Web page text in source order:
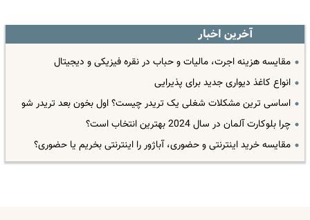
آخرین اخبار
مقایسه هزینه اجرت، مالیات و حباب در نقره فیزیکی و دیجیتال
انواع کاغذ دیواری جدید برای پذیرایی
اساسی ترین مشکلات شغلی یک تریدر چیست؟ اول بخون بعد تریدر شو
چرا بلوکارت آلمان در سال 2024 بهترین انتخاب است؟
مقایسه خرید اینترنتی و حضوری، آباژور را اینترنتی بخریم یا حضوری؟